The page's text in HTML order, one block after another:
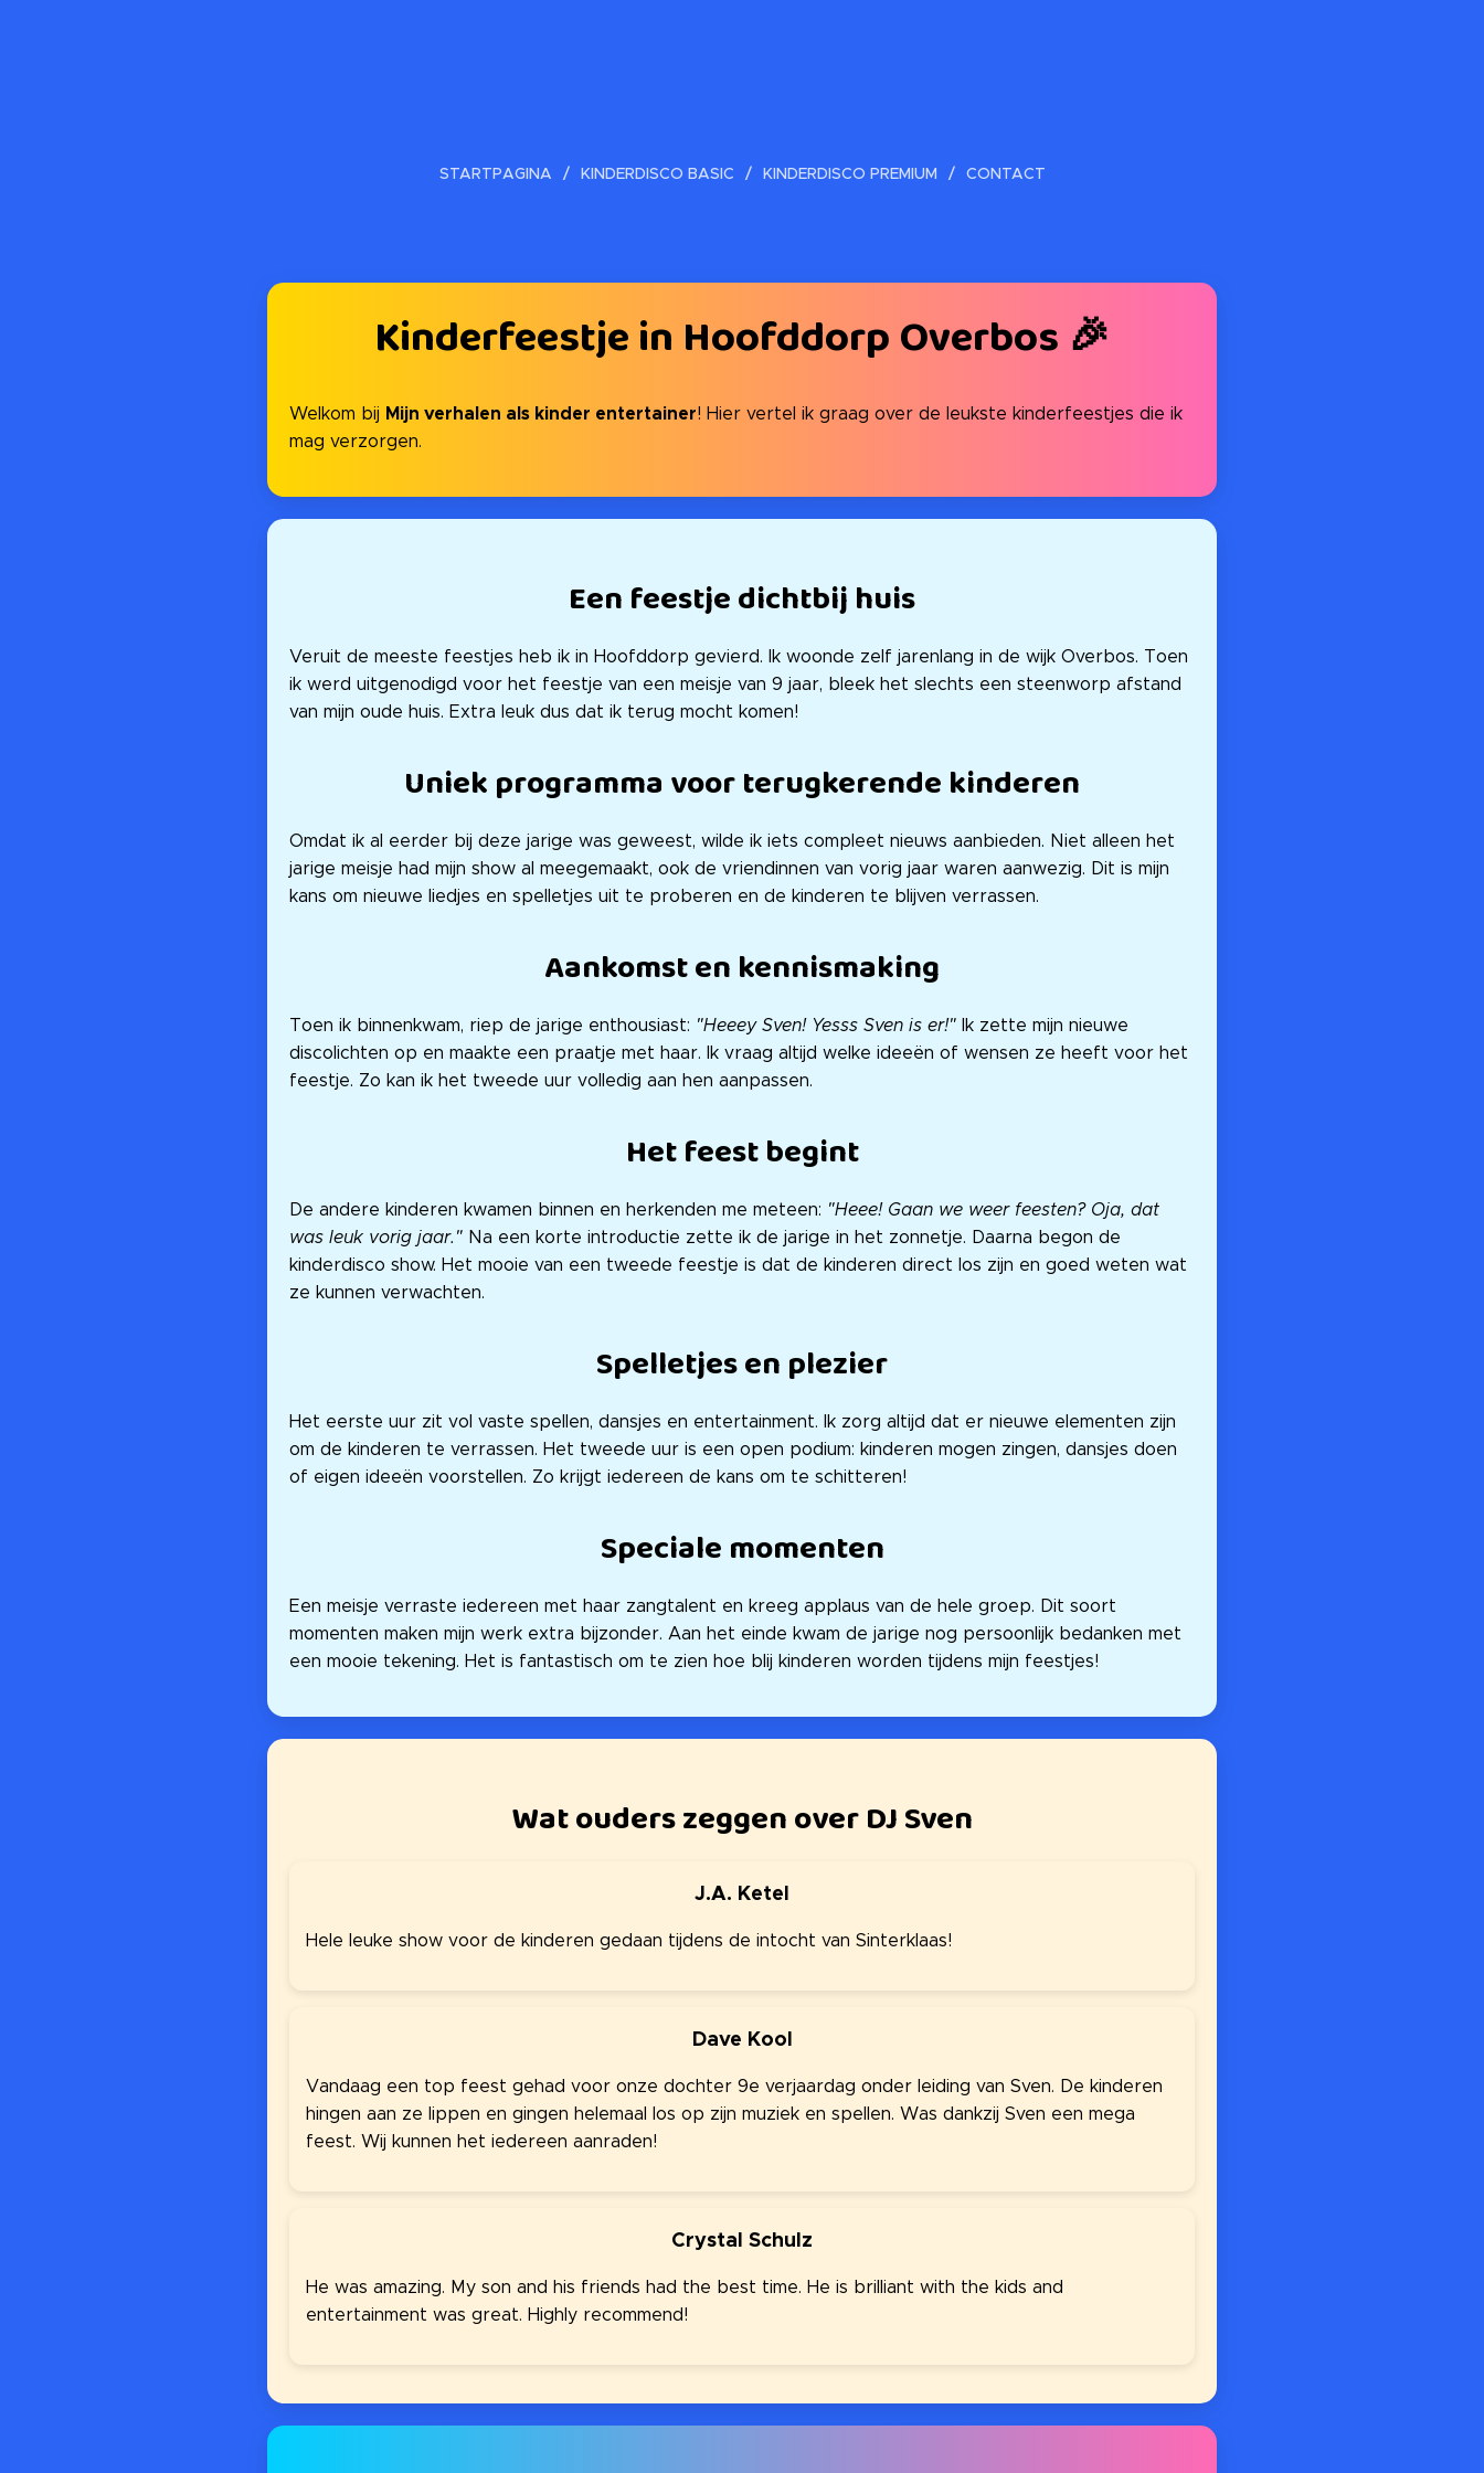
STARTPAGINA KINDERDISCO BASIC KINDERDISCO PREMIUM CONTACT
Kinderfeestje in Hoofddorp Overbos 🎉
Welkom bij Mijn verhalen als kinder entertainer! Hier vertel ik graag over de leukste kinderfeestjes die ik
mag verzorgen.
Een feestje dichtbij huis
Veruit de meeste feestjes heb ik in Hoofddorp gevierd. Ik woonde zelf jarenlang in de wijk Overbos. Toen
ik werd uitgenodigd voor het feestje van een meisje van 9 jaar, bleek het slechts een steenworp afstand
van mijn oude huis. Extra leuk dus dat ik terug mocht komen!
Uniek programma voor terugkerende kinderen
Omdat ik al eerder bij deze jarige was geweest, wilde ik iets compleet nieuws aanbieden. Niet alleen het
jarige meisje had mijn show al meegemaakt, ook de vriendinnen van vorig jaar waren aanwezig. Dit is mijn
kans om nieuwe liedjes en spelletjes uit te proberen en de kinderen te blijven verrassen.
Aankomst en kennismaking
Toen ik binnenkwam, riep de jarige enthousiast: "Heeey Sven! Yesss Sven is er!" Ik zette mijn nieuwe
discolichten op en maakte een praatje met haar. Ik vraag altijd welke ideeën of wensen ze heeft voor het
feestje. Zo kan ik het tweede uur volledig aan hen aanpassen.
Het feest begint
De andere kinderen kwamen binnen en herkenden me meteen: "Heee! Gaan we weer feesten? Oja, dat
was leuk vorig jaar." Na een korte introductie zette ik de jarige in het zonnetje. Daarna begon de
kinderdisco show. Het mooie van een tweede feestje is dat de kinderen direct los zijn en goed weten wat
ze kunnen verwachten.
Spelletjes en plezier
Het eerste uur zit vol vaste spellen, dansjes en entertainment. Ik zorg altijd dat er nieuwe elementen zijn
om de kinderen te verrassen. Het tweede uur is een open podium: kinderen mogen zingen, dansjes doen
of eigen ideeën voorstellen. Zo krijgt iedereen de kans om te schitteren!
Speciale momenten
Een meisje verraste iedereen met haar zangtalent en kreeg applaus van de hele groep. Dit soort
momenten maken mijn werk extra bijzonder. Aan het einde kwam de jarige nog persoonlijk bedanken met
een mooie tekening. Het is fantastisch om te zien hoe blij kinderen worden tijdens mijn feestjes!
Wat ouders zeggen over DJ Sven
J.A. Ketel
Hele leuke show voor de kinderen gedaan tijdens de intocht van Sinterklaas!
Dave Kool
Vandaag een top feest gehad voor onze dochter 9e verjaardag onder leiding van Sven. De kinderen
hingen aan ze lippen en gingen helemaal los op zijn muziek en spellen. Was dankzij Sven een mega
feest. Wij kunnen het iedereen aanraden!
Crystal Schulz
He was amazing. My son and his friends had the best time. He is brilliant with the kids and
entertainment was great. Highly recommend!